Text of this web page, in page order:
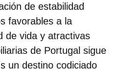
de estabilidad
favorables a la
de vida y atractivas
de Portugal sigue
un destino codiciado